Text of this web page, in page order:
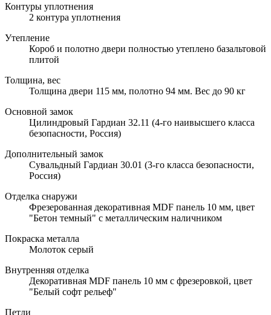
Контуры уплотнения
2 контура уплотнения
Утепление
Короб и полотно двери полностью утеплено базальтовой
плитой
Толщина, вес
Толщина двери 115 мм, полотно 94 мм. Вес до 90 кг
Основной замок
Цилиндровый Гардиан 32.11 (4-го наивысшего класса
безопасности, Россия)
Дополнительный замок
Сувальдный Гардиан 30.01 (3-го класса безопасности,
Россия)
Отделка снаружи
Фрезерованная декоративная MDF панель 10 мм, цвет
"Бетон темный" с металлическим наличником
Покраска металла
Молоток серый
Внутренняя отделка
Декоративная MDF панель 10 мм с фрезеровкой, цвет
"Белый софт рельеф"
Петли